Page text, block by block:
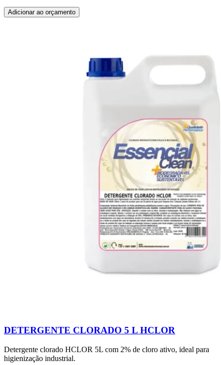
Adicionar ao orçamento
DETERGENTE CLORADO 5 L HCLOR
Detergente clorado HCLOR 5L com 2% de cloro ativo, ideal para
higienização industrial.